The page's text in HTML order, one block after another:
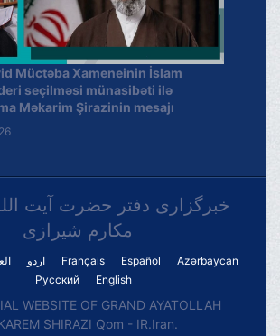
Müctəba Xameneinin İslam
seçilməsi münasibəti ilə
Məkarim Şirazinin mesajı
خبرگزاری دفتر حضرت آیت
مکارم شیرازی
اردو Français Español
Azərbaycan
Русский
English
WEBSITE OF GRAND AYATOLLAH
SHIRAZI Qom - IR.Iran.